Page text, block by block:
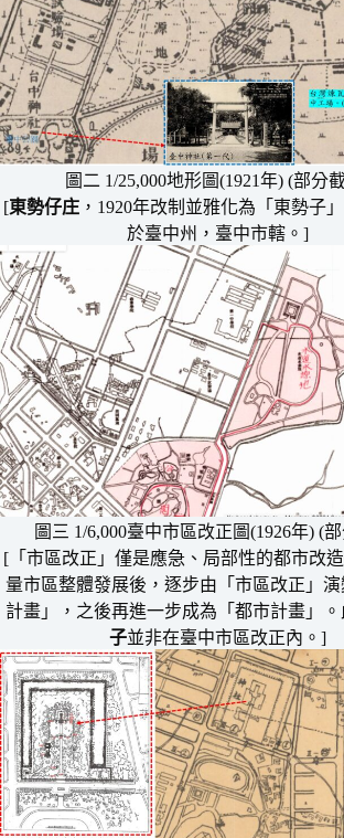
圖二 1/25,000地形圖(1921年) (部分
[東勢仔庄，1920年改制並雅化為「東勢子
於臺中州，臺中市轄。]
圖三 1/6,000臺中市區改正圖(1926年) (
[「市區改正」僅是應急、局部性的都市改
量市區整體發展後，逐步由「市區改正」
計畫」，之後再進一步成為「都市計畫」。
子並非在臺中市區改正內。]